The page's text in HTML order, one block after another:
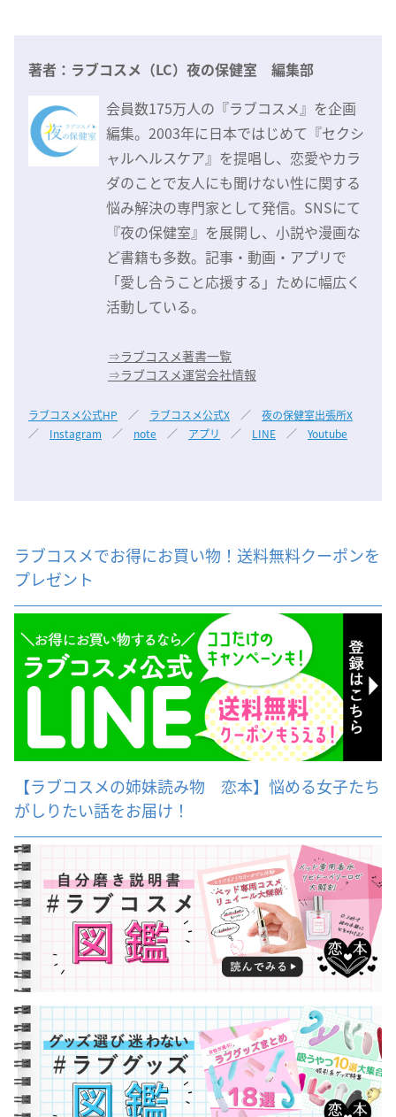
著者：ラブコスメ（LC）夜の保健室 編集部
会員数175万人の『ラブコスメ』を企画
編集。2003年に日本ではじめて『セクシ
ャルヘルスケア』を提唱し、恋愛やカラ
ダのことで友人にも聞けない性に関する
悩み解決の専門家として発信。SNSにて
『夜の保健室』を展開し、小説や漫画な
ど書籍も多数。記事・動画・アプリで
「愛し合うこと応援する」ために幅広く
活動している。
⇒ラブコスメ著書一覧
⇒ラブコスメ運営会社情報
ラブコスメ公式HP ／ ラブコスメ公式X ／ 夜の保健室出張所X
／ Instagram ／ note ／ アプリ ／ LINE ／ Youtube
ラブコスメでお得にお買い物！送料無料クーポンを
プレゼント
【ラブコスメの姉妹読み物 恋本】悩める女子たち
がしりたい話をお届け！